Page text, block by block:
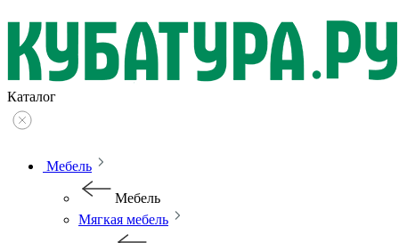
Каталог
Мебель
Мебель
Мягкая мебель